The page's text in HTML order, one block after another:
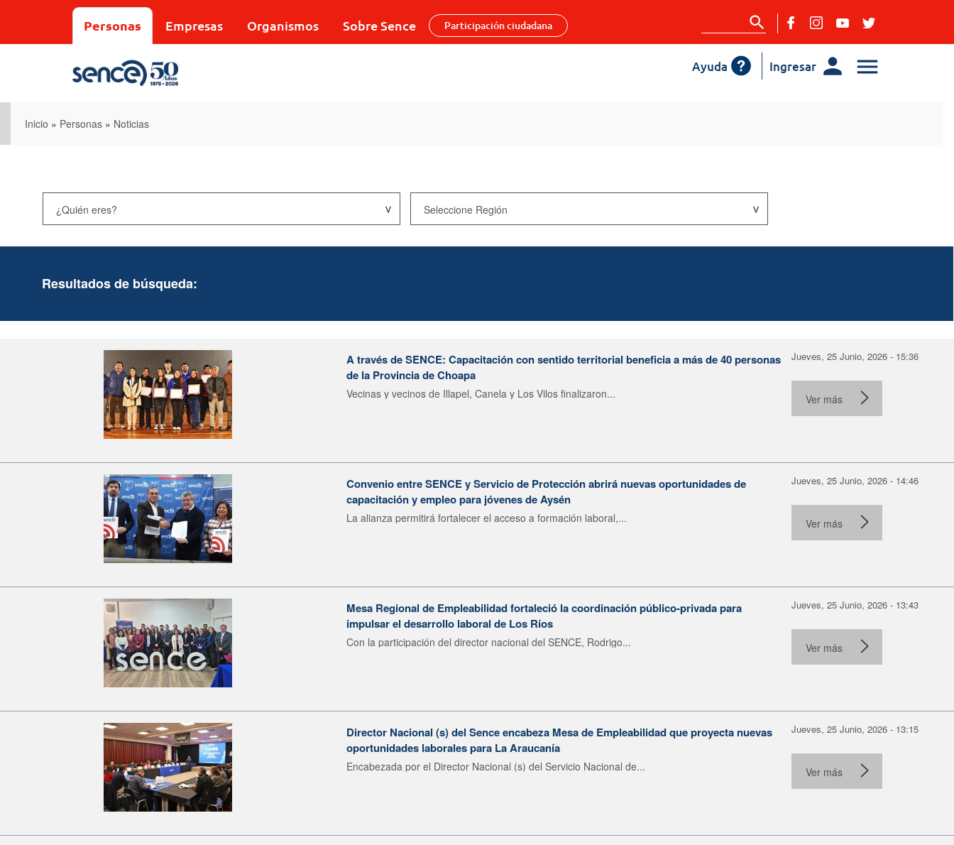
Personas Empresas Organismos Sobre Sence Participación ciudadana
Ingresar
Ayuda
Inicio » Personas » Noticias
Resultados de búsqueda:
A través de SENCE: Capacitación con sentido territorial beneficia a más de 40 personas
de la Provincia de Choapa
Vecinas y vecinos de Illapel, Canela y Los Vilos finalizaron...
Jueves, 25 Junio, 2026 - 15:36
Ver más
Convenio entre SENCE y Servicio de Protección abrirá nuevas oportunidades de
capacitación y empleo para jóvenes de Aysén
La alianza permitirá fortalecer el acceso a formación laboral,...
Jueves, 25 Junio, 2026 - 14:46
Ver más
Mesa Regional de Empleabilidad fortaleció la coordinación público-privada para
impulsar el desarrollo laboral de Los Ríos
Con la participación del director nacional del SENCE, Rodrigo...
Jueves, 25 Junio, 2026 - 13:43
Ver más
Director Nacional (s) del Sence encabeza Mesa de Empleabilidad que proyecta nuevas
oportunidades laborales para La Araucanía
Encabezada por el Director Nacional (s) del Servicio Nacional de...
Jueves, 25 Junio, 2026 - 13:15
Ver más